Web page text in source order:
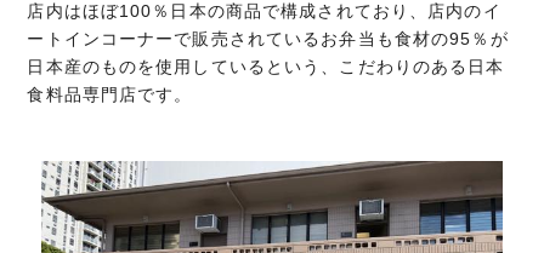
店内はほぼ100％日本の商品で構成されており、店内のイ
ートインコーナーで販売されているお弁当も食材の95％が
日本産のものを使用しているという、こだわりのある日本
食料品専門店です。